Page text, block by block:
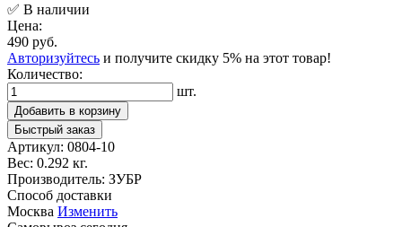
✅ В наличии
Цена:
490 руб.
Авторизуйтесь и получите скидку 5% на этот товар!
Количество:
шт.
Добавить в корзину
Быстрый заказ
Артикул: 0804-10
Вес: 0.292 кг.
Производитель: ЗУБР
Способ доставки
Москва Изменить